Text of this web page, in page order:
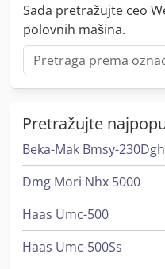
Sada pretražujte ceo
polovnih mašina.
Pretražujte
Beka-Mak Bmsy-230Dgh
Dmg Mori Nhx 5000
Haas Umc-500
Haas Umc-500Ss